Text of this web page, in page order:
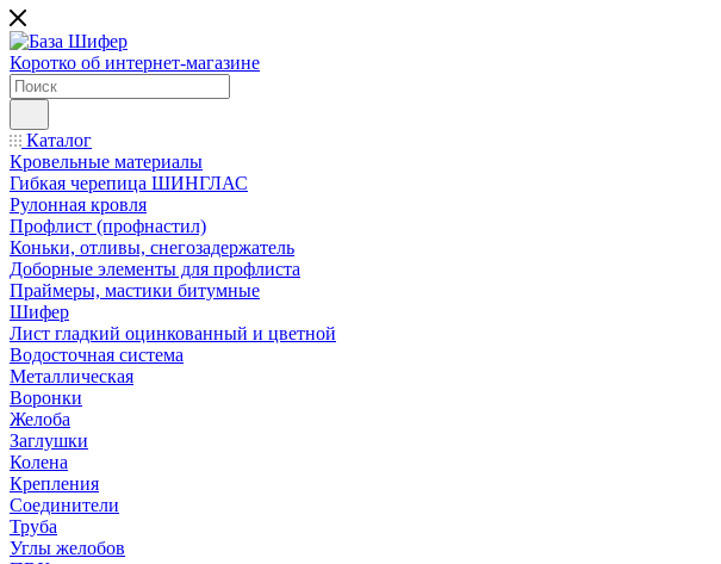
Коротко об интернет-магазине
Каталог
Кровельные материалы
Гибкая черепица ШИНГЛАС
Рулонная кровля
Профлист (профнастил)
Коньки, отливы, снегозадержатель
Доборные элементы для профлиста
Праймеры, мастики битумные
Шифер
Лист гладкий оцинкованный и цветной
Водосточная система
Металлическая
Воронки
Желоба
Заглушки
Колена
Крепления
Соединители
Труба
Углы желобов